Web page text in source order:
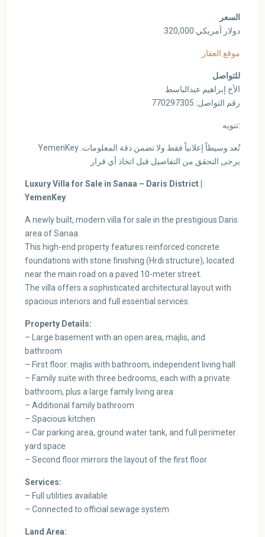
السعر
320,000 دولار أمريكي
موقع العقار
للتواصل
الأخ إبراهيم عبدالباسط
رقم التواصل: 770297305
تنويه:
YemenKey تُعد وسيطاً إعلانياً فقط ولا تضمن دقة المعلومات.
يرجى التحقق من التفاصيل قبل اتخاذ أي قرار
Luxury Villa for Sale in Sanaa – Daris District |
YemenKey
A newly built, modern villa for sale in the prestigious Daris
area of Sanaa.
This high-end property features reinforced concrete
foundations with stone finishing (Hrdi structure), located
near the main road on a paved 10-meter street.
The villa offers a sophisticated architectural layout with
spacious interiors and full essential services.
Property Details:
– Large basement with an open area, majlis, and
bathroom
– First floor: majlis with bathroom, independent living hall
– Family suite with three bedrooms, each with a private
bathroom, plus a large family living area
– Additional family bathroom
– Spacious kitchen
– Car parking area, ground water tank, and full perimeter
yard space
– Second floor mirrors the layout of the first floor
Services:
– Full utilities available
– Connected to official sewage system
Land Area: